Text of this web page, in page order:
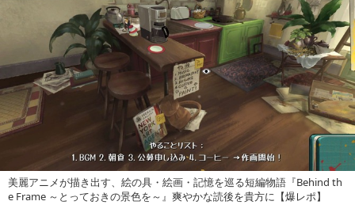
美麗アニメが描き出す、絵の具・絵画・記憶を巡る短編物語『Behind th
e Frame ～とっておきの景色を～』爽やかな読後を貴方に【爆レポ】